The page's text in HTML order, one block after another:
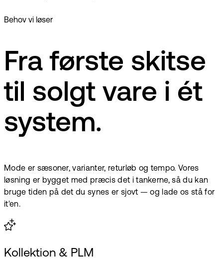
Behov vi løser
Fra første skitse
til solgt vare i ét
system.
Mode er sæsoner, varianter, returløb og tempo. Vores
løsning er bygget med præcis det i tankerne, så du kan
bruge tiden på det du synes er sjovt — og lade os stå for
it'en.
Kollektion & PLM